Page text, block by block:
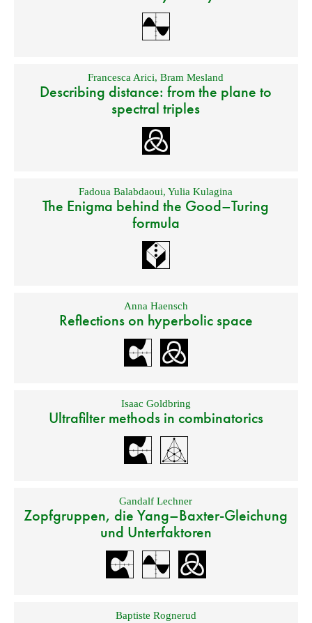
Francesca Arici,Bram Mesland
Describing distance: from the plane to
spectral triples
Fadoua Balabdaoui,Yulia Kulagina
The Enigma behind the Good–Turing
formula
Anna Haensch
Reflections on hyperbolic space
Isaac Goldbring
Ultrafilter methods in combinatorics
Gandalf Lechner
Zopfgruppen, die Yang–Baxter-Gleichung
und Unterfaktoren
Baptiste Rognerud